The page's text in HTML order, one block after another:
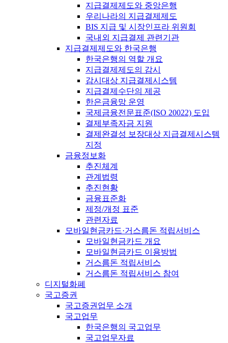
지급결제제도와 중앙은행
우리나라의 지급결제제도
BIS 지급 및 시장인프라 위원회
국내외 지급결제 관련기관
지급결제제도와 한국은행
한국은행의 역할 개요
지급결제제도의 감시
감시대상 지급결제시스템
지급결제수단의 제공
한은금융망 운영
국제금융전문표준(ISO 20022) 도입
결제부족자금 지원
결제완결성 보장대상 지급결제시스템
지정
금융정보화
추진체계
관계법령
추진현황
금융표준화
제정/개정 표준
관련자료
모바일현금카드·거스름돈 적립서비스
모바일현금카드 개요
모바일현금카드 이용방법
거스름돈 적립서비스
거스름돈 적립서비스 참여
디지털화폐
국고증권
국고증권업무 소개
국고업무
한국은행의 국고업무
국고업무자료